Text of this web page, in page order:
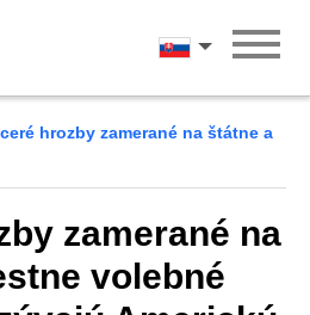
Slovenčina
hrozby zamerané na štátne a
zamerané na
volebné